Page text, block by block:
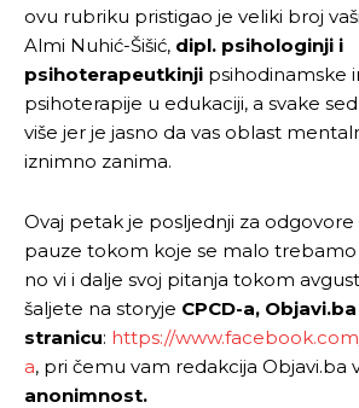
ovu rubriku pristigao je veliki broj
Almi Nuhić-Šišić, dipl. psihologinji i
psihoterapeutkinji psihodinamske
psihoterapije u edukaciji, a svake
više jer je jasno da vas oblast
iznimno zanima.
Ovaj petak je posljednji za
pauze tokom koje se malo trebamo
no vi i dalje svoj pitanja tokom
šaljete na storyje CPCD-a,
stranicu: https://
a, pri čemu vam redakcija Objavi.ba
anonimnost.